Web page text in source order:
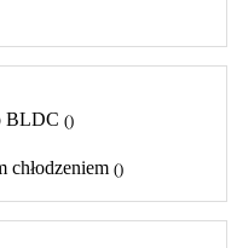
BLDC ()
chłodzeniem ()